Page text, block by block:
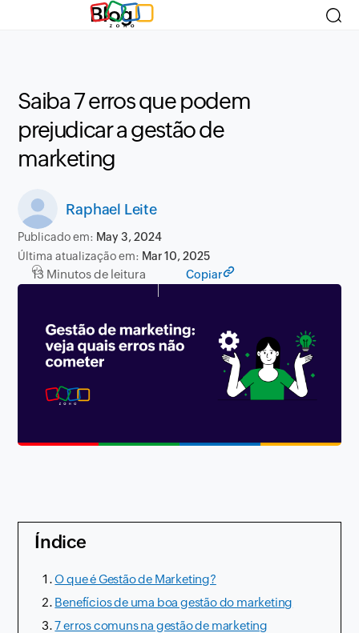
Blog
Saiba 7 erros que podem
prejudicar a gestão de
marketing
Raphael Leite
Publicado em: May 3, 2024
Última atualização em: Mar 10, 2025
13 Minutos de leitura Copiar
Índice
O que é Gestão de Marketing?
Benefícios de uma boa gestão do marketing
7 erros comuns na gestão de marketing